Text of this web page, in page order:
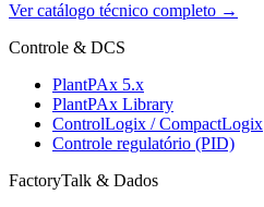
Ver catálogo técnico completo →
Controle & DCS
PlantPAx 5.x
PlantPAx Library
ControlLogix / CompactLogix
Controle regulatório (PID)
FactoryTalk & Dados